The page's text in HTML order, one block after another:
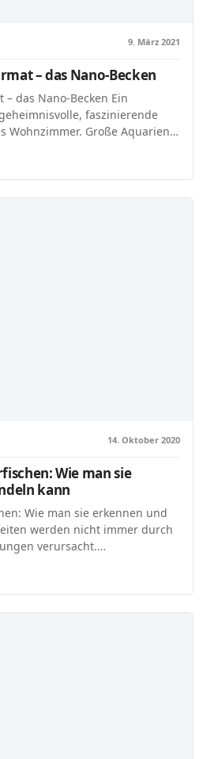
9. März 2021
– das Nano-Becken
das Nano-Becken Ein
faszinierende
Wohnzimmer. Große Aquarien…
14. Oktober 2020
Wie man sie
kann
Wie man sie erkennen und
werden nicht immer durch
verursacht.…